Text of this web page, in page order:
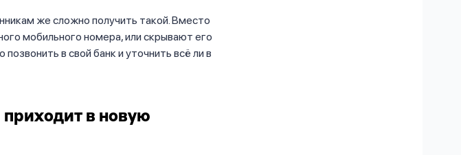
же сложно получить такой. Вместо
мобильного номера, или скрывают его
в свой банк и уточнить всё ли в
в новую